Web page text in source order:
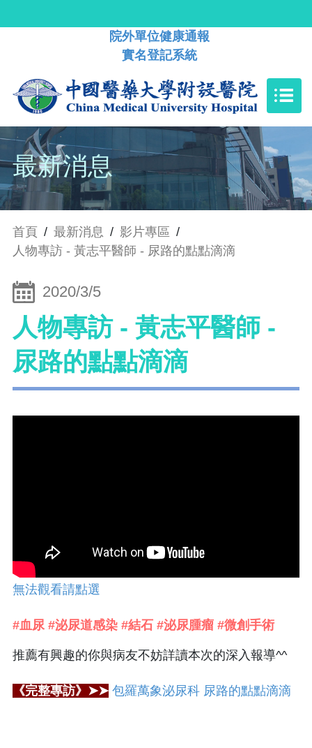
院外單位健康通報
實名登記系統
最新消息
首頁 / 最新消息 / 影片專區 /
人物專訪 - 黃志平醫師 - 尿路的點點滴滴
2020/3/5
人物專訪 - 黃志平醫師 -
尿路的點點滴滴
無法觀看請點選
#血尿 #泌尿道感染 #結石 #泌尿腫瘤 #微創手術
推薦有興趣的你與病友不妨詳讀本次的深入報導^^
《完整專訪》➤➤ 包羅萬象泌尿科 尿路的點點滴滴